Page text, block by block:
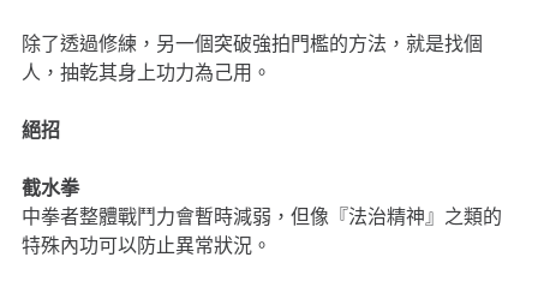
除了透過修練，另一個突破強拍門檻的方法，就是找個
人，抽乾其身上功力為己用。
絕招
截水拳
中拳者整體戰鬥力會暫時減弱，但像『法治精神』之類的
特殊內功可以防止異常狀況。